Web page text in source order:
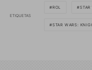
ETIQUETAS
ROL STAR
STAR WARS: